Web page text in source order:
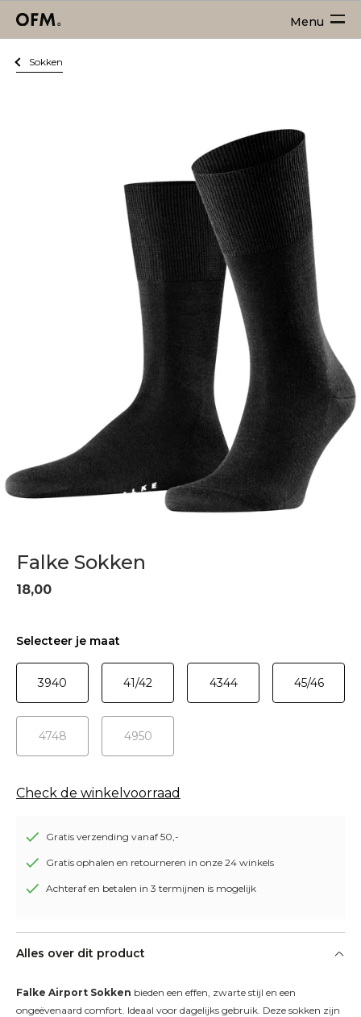
Menu
Sokken
Falke Sokken
18,00
Selecteer je maat
3940 41/42 4344 45/46
4748 4950
Check de winkelvoorraad
Gratis verzending vanaf 50,-
Gratis ophalen en retourneren in onze 24 winkels
Achteraf en betalen in 3 termijnen is mogelijk
Alles over dit product
Falke Airport Sokken bieden een effen, zwarte stijl en een
ongeëvenaard comfort. Ideaal voor dagelijks gebruik. Deze sokken zijn